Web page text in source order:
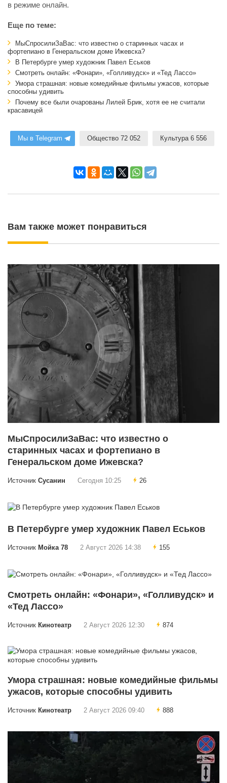
в режиме онлайн.
Еще по теме:
МыСпросилиЗаВас: что известно о старинных часах и
фортепиано в Генеральском доме Ижевска?
В Петербурге умер художник Павел Еськов
Смотреть онлайн: «Фонари», «Голливудск» и «Тед Лассо»
Умора страшная: новые комедийные фильмы ужасов, которые
способны удивить
Почему все были очарованы Лилей Брик, хотя ее не считали
красавицей
Мы в Telegram Общество 72 052 Культура 6 556
Вам также может понравиться
МыСпросилиЗаВас: что известно о
старинных часах и фортепиано в
Генеральском доме Ижевска?
Источник Сусанин Сегодня 10:25 26
В Петербурге умер художник Павел Еськов
Источник Мойка 78 2 Август 2026 14:38 155
Смотреть онлайн: «Фонари», «Голливудск» и
«Тед Лассо»
Источник Кинотеатр 2 Август 2026 12:30 874
Умора страшная: новые комедийные фильмы
ужасов, которые способны удивить
Источник Кинотеатр 2 Август 2026 09:40 888